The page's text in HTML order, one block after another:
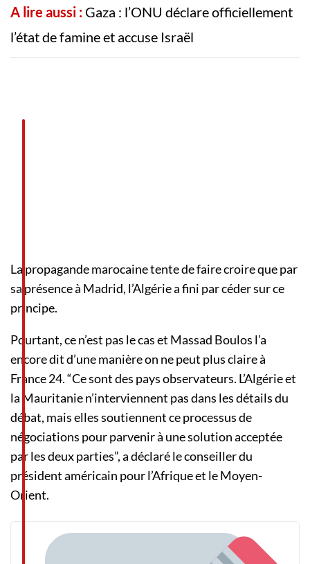
A lire aussi : Gaza : l’ONU déclare officiellement
l’état de famine et accuse Israël
La propagande marocaine tente de faire croire que par
sa présence à Madrid, l’Algérie a fini par céder sur ce
principe.
Pourtant, ce n’est pas le cas et Massad Boulos l’a
encore dit d’une manière on ne peut plus claire à
France 24. “Ce sont des pays observateurs. L’Algérie et
la Mauritanie n’interviennent pas dans les détails du
débat, mais elles soutiennent ce processus de
négociations pour parvenir à une solution acceptée
par les deux parties”, a déclaré le conseiller du
président américain pour l’Afrique et le Moyen-
Orient.